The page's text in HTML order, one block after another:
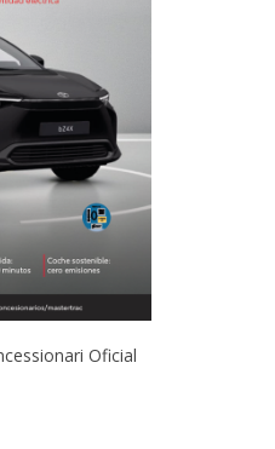
Oficial